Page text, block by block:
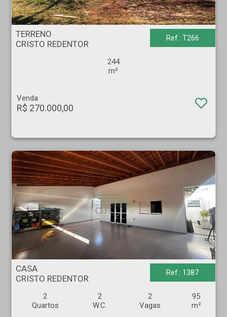
TERRENO - CRISTO REDENTOR - Ribeirão Preto
TERRENO
CRISTO REDENTOR
Ref.: T266
244
m²
Venda
R$ 270.000,00
CASA - CRISTO REDENTOR - Ribeirão Preto
CASA
CRISTO REDENTOR
Ref.: 1387
2
Quartos
2
W.C.
2
Vagas
95
m²